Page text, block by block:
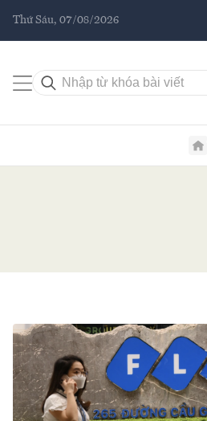
Thứ Sáu, 07/08/2026